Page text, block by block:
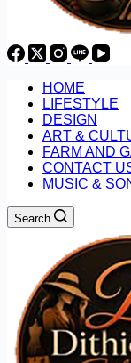
HOME
LIFESTYLE
DESIGN
ART &
FARM AND
CONTACT
MUSIC &
Search